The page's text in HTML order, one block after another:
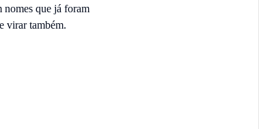
nomes que já foram
virar também.